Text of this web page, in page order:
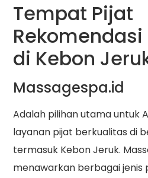
Tempat Pijat
di Kebon
Massagespa.id
Adalah pilihan utama untuk
layanan pijat berkualitas di
termasuk Kebon Jeruk.
menawarkan berbagai jenis